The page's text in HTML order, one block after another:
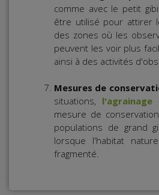
comme avec le petit
être utilisé pour attirer
des zones où les
peuvent les voir plus
ainsi à des activités
Mesures de
situations, l'agrainage
mesure de
populations de grand
lorsque l'habitat
fragmenté.